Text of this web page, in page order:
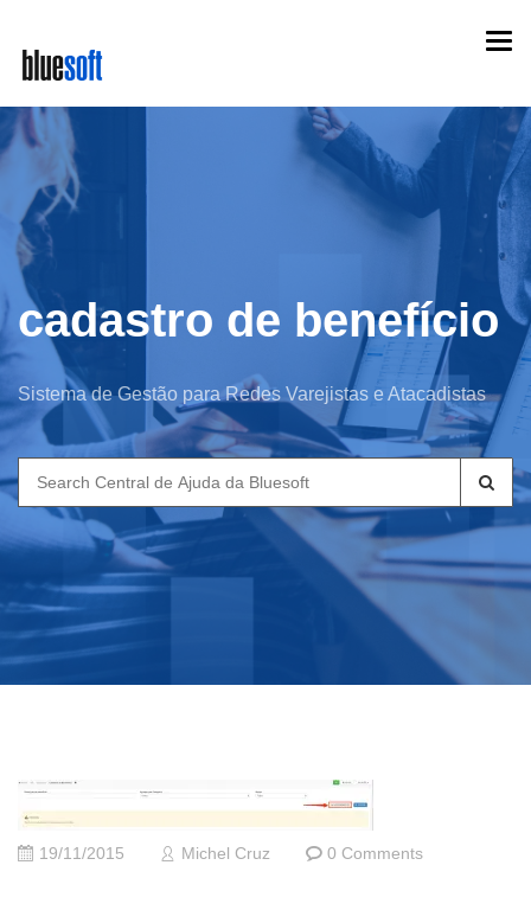
main
content
cadastro de benefício
Sistema de Gestão para Redes Varejistas e Atacadistas
Search
for:
19/11/2015 Michel Cruz 0 Comments